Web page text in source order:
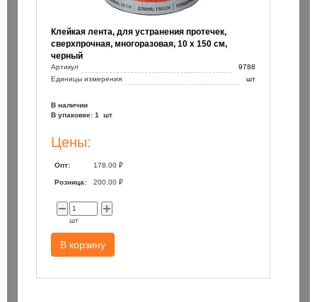
Клейкая лента, для устранения протечек,
сверхпрочная, многоразовая, 10 х 150 см,
черный
Артикул
9788
Единицы измерения
шт
В наличии
В упаковке: 1 шт
Цены:
Опт: 178.00 ₽
Розница: 200.00 ₽
шт
В корзину